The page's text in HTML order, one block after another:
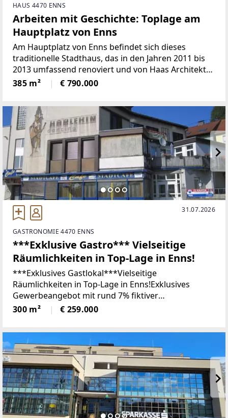
HAUS 4470 ENNS
Arbeiten mit Geschichte: Toplage am
Hauptplatz von Enns
Am Hauptplatz von Enns befindet sich dieses
traditionelle Stadthaus, das in den Jahren 2011 bis
2013 umfassend renoviert und von Haas Architektur
geplant wurde. Die Immobilie vereint historische
Substanz mit moderner Technik und präsentiert
385 m² € 790.000
31.07.2026
GASTRONOMIE 4470 ENNS
***Exklusive Gastro*** Vielseitige
Räumlichkeiten in Top-Lage in Enns!
***Exklusives Gastlokal***Vielseitige
Räumlichkeiten in Top-Lage in Enns!Exklusives
Gewerbeangebot mit rund 7% fiktiver
Nettomietrendite: Tauchen Sie ein in die exklusive
Gelegenheit, Räumlichkeiten in erstklassiger Lage in
300 m² € 259.000